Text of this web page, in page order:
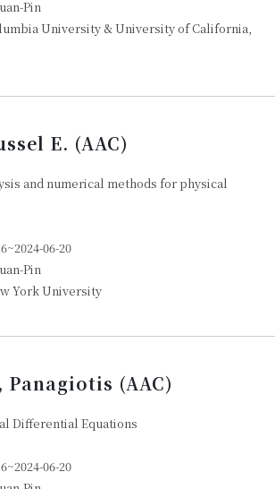
Pin
University & University of California,
E. (AAC)
and numerical methods for physical
06-20
Pin
York University
(AAC)
Differential Equations
06-20